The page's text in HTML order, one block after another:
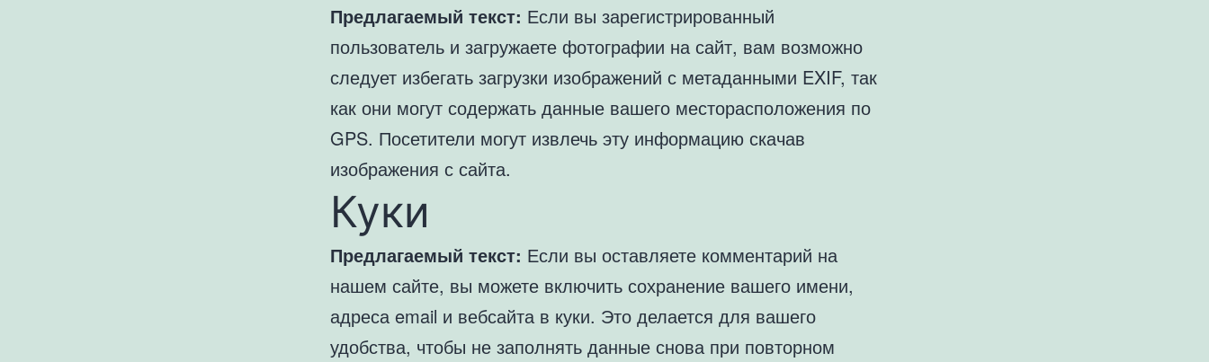
Предлагаемый текст: Если вы зарегистрированный
пользователь и загружаете фотографии на сайт, вам возможно
следует избегать загрузки изображений с метаданными EXIF, так
как они могут содержать данные вашего месторасположения по
GPS. Посетители могут извлечь эту информацию скачав
изображения с сайта.
Куки
Предлагаемый текст: Если вы оставляете комментарий на
нашем сайте, вы можете включить сохранение вашего имени,
адреса email и вебсайта в куки. Это делается для вашего
удобства, чтобы не заполнять данные снова при повторном